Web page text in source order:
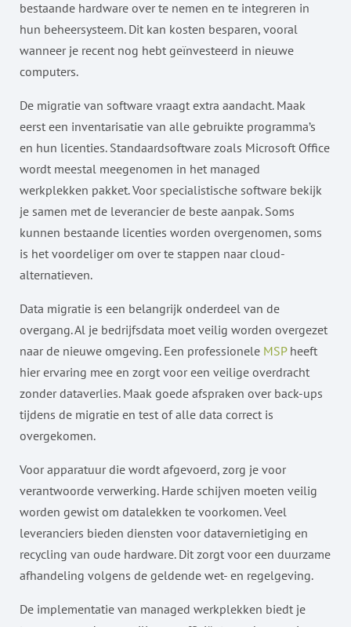
bestaande hardware over te nemen en te integreren in
hun beheersysteem. Dit kan kosten besparen, vooral
wanneer je recent nog hebt geïnvesteerd in nieuwe
computers.
De migratie van software vraagt extra aandacht. Maak
eerst een inventarisatie van alle gebruikte programma’s
en hun licenties. Standaardsoftware zoals Microsoft Office
wordt meestal meegenomen in het managed
werkplekken pakket. Voor specialistische software bekijk
je samen met de leverancier de beste aanpak. Soms
kunnen bestaande licenties worden overgenomen, soms
is het voordeliger om over te stappen naar cloud-
alternatieven.
Data migratie is een belangrijk onderdeel van de
overgang. Al je bedrijfsdata moet veilig worden overgezet
naar de nieuwe omgeving. Een professionele MSPheeft
hier ervaring mee en zorgt voor een veilige overdracht
zonder dataverlies. Maak goede afspraken over back-ups
tijdens de migratie en test of alle data correct is
overgekomen.
Voor apparatuur die wordt afgevoerd, zorg je voor
verantwoorde verwerking. Harde schijven moeten veilig
worden gewist om datalekken te voorkomen. Veel
leveranciers bieden diensten voor datavernietiging en
recycling van oude hardware. Dit zorgt voor een duurzame
afhandeling volgens de geldende wet- en regelgeving.
De implementatie van managed werkplekken biedt je